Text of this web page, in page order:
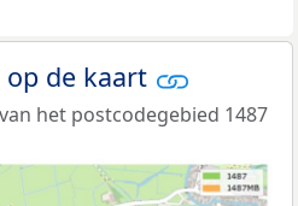
op de kaart
het postcodegebied 1487